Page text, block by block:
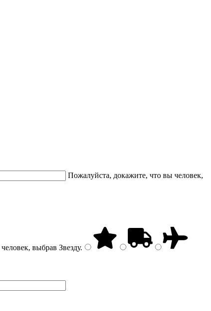
Пожалуйста, докажите, что вы человек,
выбрав Звезду.